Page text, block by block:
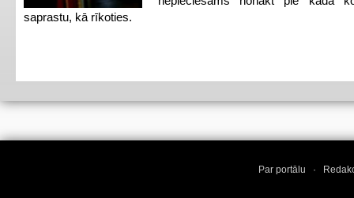
saprastu, kā rīkoties.
Par portālu ·